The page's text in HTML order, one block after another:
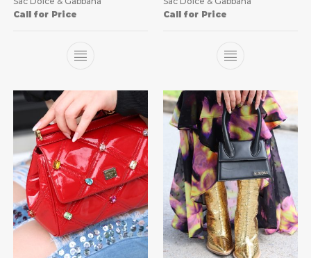
Call for Price
Call for Price